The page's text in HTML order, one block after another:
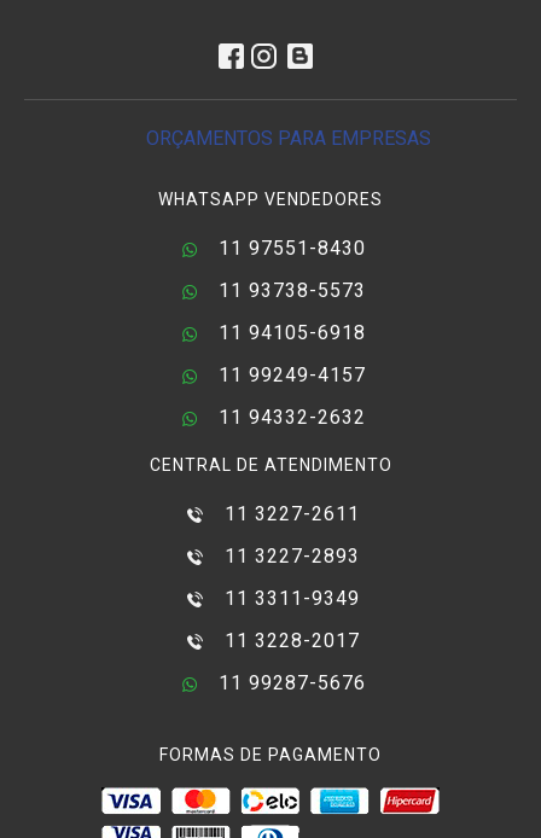
ORÇAMENTOS PARA EMPRESAS
WHATSAPP VENDEDORES
11 97551-8430
11 93738-5573
11 94105-6918
11 99249-4157
11 94332-2632
CENTRAL DE ATENDIMENTO
11 3227-2611
11 3227-2893
11 3311-9349
11 3228-2017
11 99287-5676
FORMAS DE PAGAMENTO